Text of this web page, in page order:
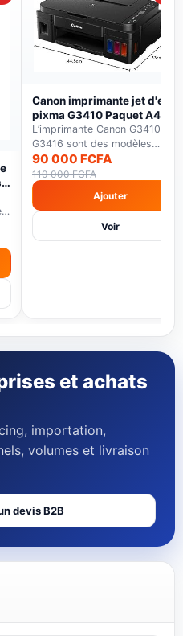
-18%
Canon imprimante jet
pixma G3410 Paquet A4 -
WiFi -12000 pages en Noir
7000 pages en couleur noir
L’imprimante Canon G3410 et
G3416 sont des modèles
multifonctions qui font...
90 000 FCFA
Ajouter
et achats
importation,
volumes et livraison